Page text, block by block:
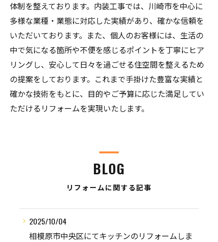
体制を整えております。内装工事では、川崎市を中心に
多様な業種・業態に対応した実績があり、確かな信頼を
いただいております。また、個人のお客様には、生活の
中で気になる箇所や不便を感じるポイントを丁寧にヒア
リングし、安心して日々を過ごせる住空間を整えるため
の提案をしております。これまで手掛けた豊富な実績と
確かな技術をもとに、目的やご予算に応じた満足してい
ただけるリフォームを実現いたします。
BLOG
リフォームに関する記事
2025/10/04
相模原市中央区にてキッチンのリフォームしま